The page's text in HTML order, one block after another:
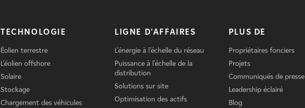
TECHNOLOGIE
Éolien terrestre
L'éolien offshore
Solaire
Stockage
Chargement des véhicules
LIGNE D'AFFAIRES
L'énergie à l'échelle du réseau
Puissance à l'échelle de la
distribution
Solutions sur site
Optimisation des actifs
PLUS DE
Propriétaires fonciers
Projets
Communiqués de presse
Leadership éclairé
Blog